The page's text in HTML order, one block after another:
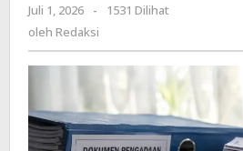
Juli 1, 2026
oleh
Redaksi
-
1531 Dilihat
oleh Redaksi